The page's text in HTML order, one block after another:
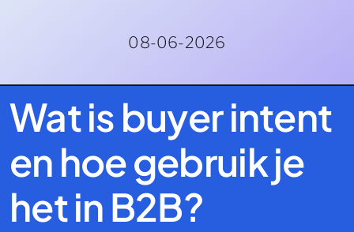
08-06-2026
Wat is buyer intent
en hoe gebruik je
het in B2B?